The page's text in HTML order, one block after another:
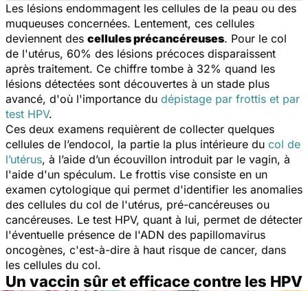
Les lésions endommagent les cellules de la peau ou des
muqueuses concernées. Lentement, ces cellules
deviennent des cellules précancéreuses. Pour le col
de l'utérus, 60% des lésions précoces disparaissent
après traitement. Ce chiffre tombe à 32% quand les
lésions détectées sont découvertes à un stade plus
avancé, d'où l'importance du dépistage par frottis et par
test HPV.
Ces deux examens requièrent de collecter quelques
cellules de l’endocol, la partie la plus intérieure du col de
l’utérus, à l’aide d’un écouvillon introduit par le vagin, à
l'aide d'un spéculum. Le frottis vise consiste en un
examen cytologique qui permet d'identifier les anomalies
des cellules du col de l'utérus, pré-cancéreuses ou
cancéreuses. Le test HPV, quant à lui, permet de détecter
l'éventuelle présence de l'ADN des papillomavirus
oncogènes, c'est-à-dire à haut risque de cancer, dans
les cellules du col.
Un vaccin sûr et efficace contre les HPV